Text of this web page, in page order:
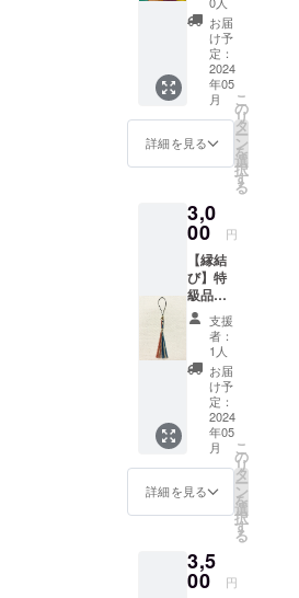
る絵本
です。
細は
「ホー
ムペー
ジの絵
本販
売」を
ご参照
くださ
い。
【お願
考欄
に、ご
希望の
絵本タ
イトル
をお書
き下さ
い。
お届
け予
定：
2024
年05
月
詳細を見る
こ
の
リ
タ
ー
ン
を
選
択
す
る
3,0
00 円
【縁結
び】特
級品の
精麻
（神
麻・
藍・茜
染め）
のスト
ラッ
プ。 一
つ一
つ、布
弥の手
作りで
す。 定
マニ
アック
日記も
支援
者：
1人
お届
け予
定：
2024
年05
月
詳細を見る
こ
の
リ
タ
ー
ン
を
選
択
す
る
3,5
00 円